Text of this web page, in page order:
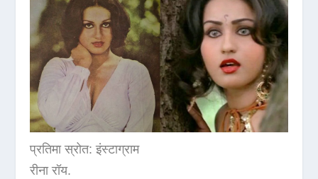
प्रतिमा स्रोत: इंस्टाग्राम
रीना रॉय.